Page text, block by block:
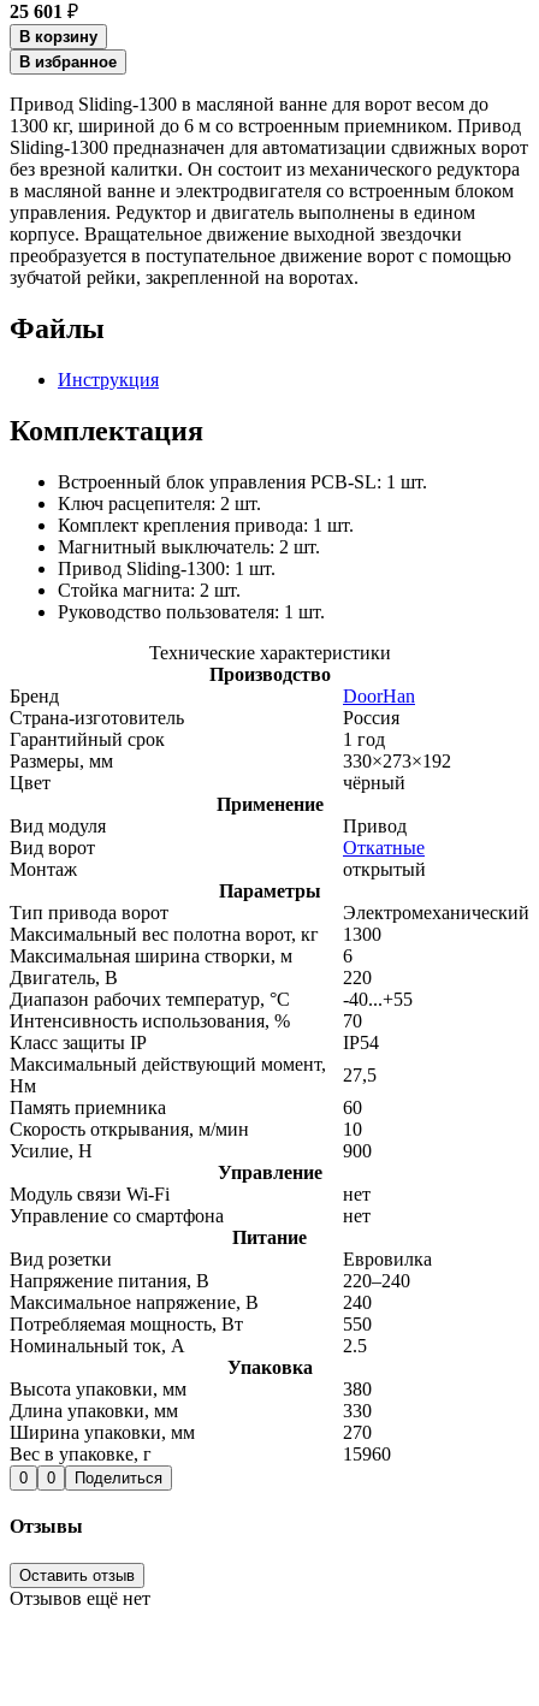
25 601 ₽
В корзину
В избранное
Привод Sliding-1300 в масляной ванне для ворот весом до
1300 кг, шириной до 6 м со встроенным приемником. Привод
Sliding-1300 предназначен для автоматизации сдвижных ворот
без врезной калитки. Он состоит из механического редуктора
в масляной ванне и электродвигателя со встроенным блоком
управления. Редуктор и двигатель выполнены в едином
корпусе. Вращательное движение выходной звездочки
преобразуется в поступательное движение ворот с помощью
зубчатой рейки, закрепленной на воротах.
Файлы
Инструкция
Комплектация
Встроенный блок управления PCB-SL: 1 шт.
Ключ расцепителя: 2 шт.
Комплект крепления привода: 1 шт.
Магнитный выключатель: 2 шт.
Привод Sliding-1300: 1 шт.
Стойка магнита: 2 шт.
Руководство пользователя: 1 шт.
Технические характеристики
Производство
Бренд
DoorHan
Страна-изготовитель
Россия
Гарантийный срок
1 год
Размеры, мм
330×273×192
Цвет
чёрный
Применение
Вид модуля
Привод
Вид ворот
Откатные
Монтаж
открытый
Параметры
Тип привода ворот
Электромеханический
Максимальный вес полотна ворот, кг
1300
Максимальная ширина створки, м
6
Двигатель, В
220
Диапазон рабочих температур, °С
-40...+55
Интенсивность использования, %
70
Класс защиты IP
IP54
Максимальный действующий момент,
Нм
27,5
Память приемника
60
Скорость открывания, м/мин
10
Усилие, Н
900
Управление
Модуль связи Wi-Fi
нет
Управление со смартфона
нет
Питание
Вид розетки
Евровилка
Напряжение питания, В
220–240
Максимальное напряжение, В
240
Потребляемая мощность, Вт
550
Номинальный ток, А
2.5
Упаковка
Высота упаковки, мм
380
Длина упаковки, мм
330
Ширина упаковки, мм
270
Вес в упаковке, г
15960
0 0 Поделиться
Отзывы
Оставить отзыв
Отзывов ещё нет